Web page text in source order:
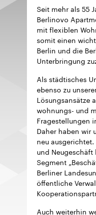
Seit mehr als 55
Berlinovo
mit flexiblen
somit einen
Berlin und die
Unterbringung
Als städtisches
ebenso zu
Lösungsansätze
wohnungs- und
Fragestellungen
Daher haben wir
neu
und
Segment
Berliner
öffentliche
Auch weiterhin